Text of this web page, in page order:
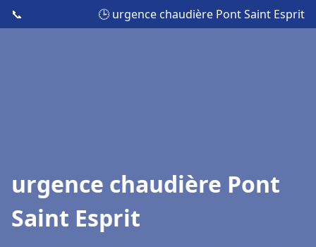
📞 🕒 urgence chaudière Pont Saint Esprit
urgence chaudière Pont
Saint Esprit